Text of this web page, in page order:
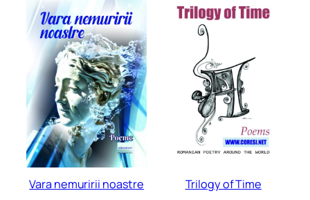
Vara nemuririi noastre Trilogy of Time